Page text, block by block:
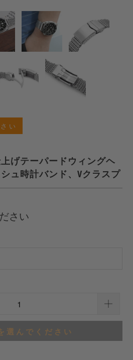
い
げテーパードウィングヘ
シュ時計バンド、Vクラスプ
さい
選んでください